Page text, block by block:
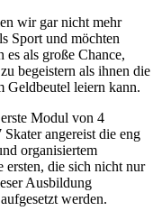
wir gar nicht mehr
Sport und möchten
es als große Chance,
begeistern als ihnen die
Geldbeutel leiern kann.
Modul von 4
angereist die eng
organisiertem
ersten, die sich nicht nur
Ausbildung
werden.